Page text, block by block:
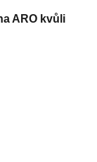
ARO kvůli